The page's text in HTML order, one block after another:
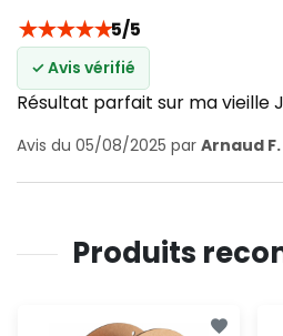
★★★★★5/5
✓ Avis vérifié
Résultat parfait sur ma vieille
Avis du 05/08/2025 par Arnaud F.
Produits